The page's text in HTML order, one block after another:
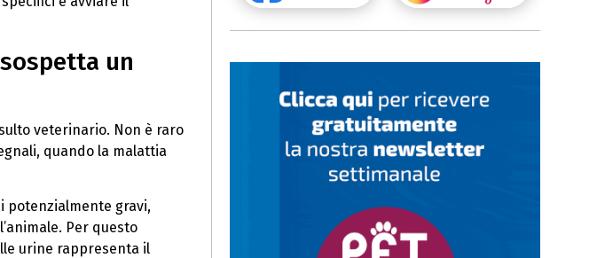
un
veterinario. Non è raro
quando la malattia
potenzialmente gravi,
Per questo
urine rappresenta il